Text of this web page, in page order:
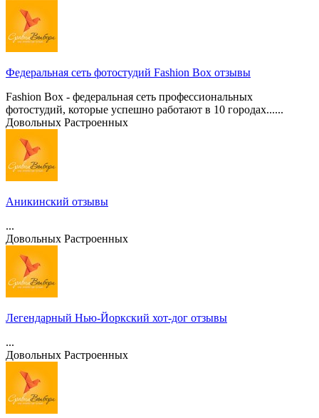
Федеральная сеть фотостудий Fashion Box отзывы
Fashion Box - федеральная сеть профессиональных
фотостудий, которые успешно работают в 10 городах......
Довольных Растроенных
Аникинский отзывы
...
Довольных Растроенных
Легендарный Нью-Йоркский хот-дог отзывы
...
Довольных Растроенных